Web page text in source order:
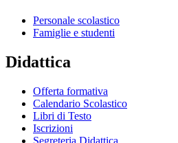
Personale scolastico
Famiglie e studenti
Didattica
Offerta formativa
Calendario Scolastico
Libri di Testo
Iscrizioni
Segreteria Didattica